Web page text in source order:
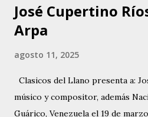
José Cupertino
Arpa
agosto 11, 2025
Clasicos del Llano presenta a:
músico y compositor, además
Guárico, Venezuela el 19 de